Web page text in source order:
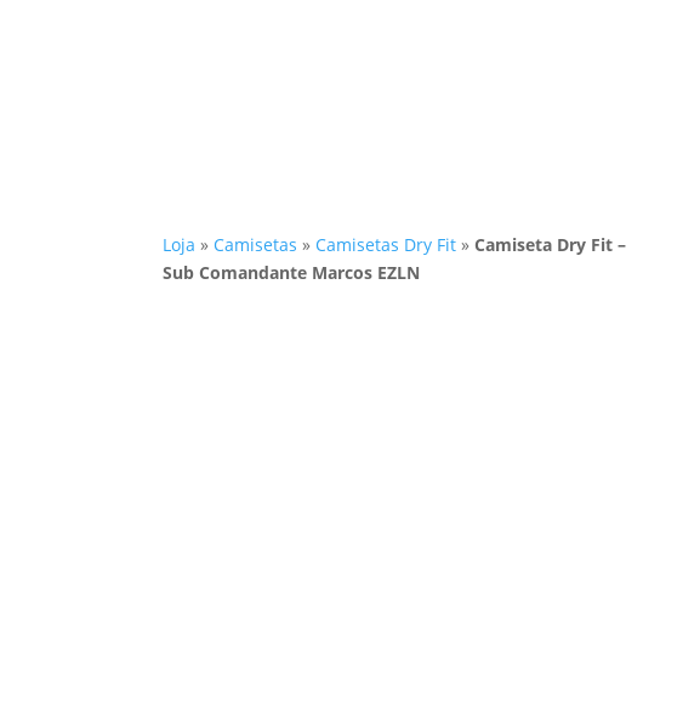
Loja » Camisetas » Camisetas Dry Fit »Camiseta Dry Fit –
Sub Comandante Marcos EZLN